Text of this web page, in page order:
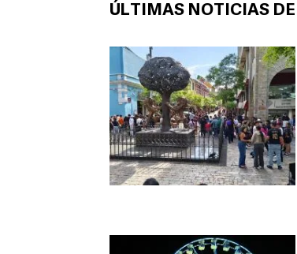
ÚLTIMAS NOTICIAS DE